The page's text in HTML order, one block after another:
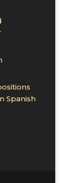
Spanish